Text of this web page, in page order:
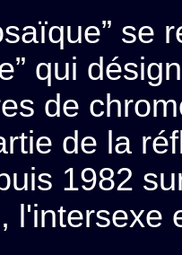
se
qui
de
de la
1982
l'intersexe